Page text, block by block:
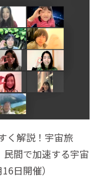
く解説！宇宙旅
間で加速する宇宙
日開催）